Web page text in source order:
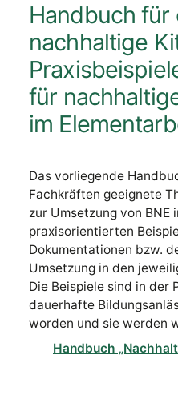
Handbuch für
nachhaltige
für
im
Das vorliegende
Fachkräften geeignete
zur Umsetzung von BNE
praxisorientierten
Dokumentationen bzw.
Umsetzung in den
Die Beispiele sind in der
dauerhafte
worden und sie werden
Handbuch